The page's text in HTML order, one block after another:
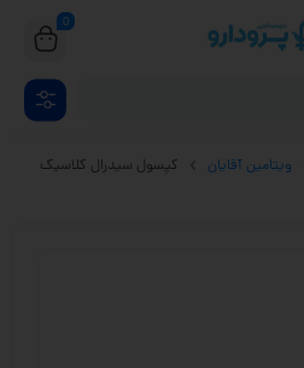
0
ویتامین آقایان
کپسول سیدرال کلاسیک